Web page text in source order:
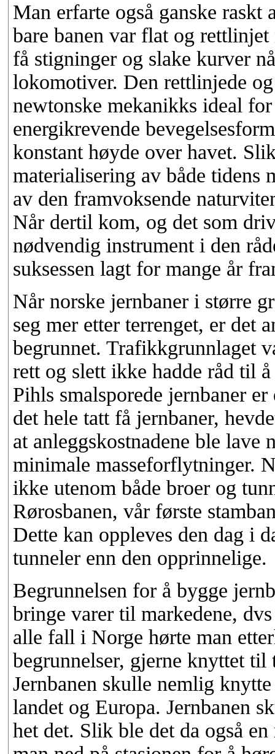
Man erfarte også ganske
bare banen var flat og
få stigninger og slake kurver
lokomotiver. Den rettlinjede
newtonske mekanikks ideal
energikrevende
konstant høyde over havet.
materialisering av både tidens
av den framvoksende
Når dertil kom, og det som
nødvendig instrument i den
suksessen lagt for mange år
Når norske jernbaner i større
seg mer etter terrenget, er det
begrunnet. Trafikkgrunnlaget
rett og slett ikke hadde råd til
Pihls smalsporede jernbaner
det hele tatt få jernbaner,
at anleggskostnadene ble lave
minimale masseforflytninger.
ikke utenom både broer og
Rørosbanen, vår første
Dette kan oppleves den dag i
tunneler enn den opprinnelige.
Begrunnelsen for å bygge
bringe varer til markedene,
alle fall i Norge hørte man
begrunnelser, gjerne knyttet
Jernbanen skulle nemlig
landet og Europa. Jernbanen
het det. Slik ble det da også